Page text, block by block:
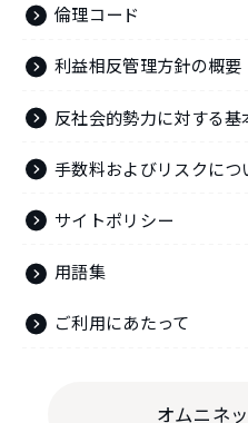
倫理コード
利益相反管理方針の概要
反社会的勢力に対する基
手数料およびリスクに
サイトポリシー
用語集
ご利用にあたって
オムニネ